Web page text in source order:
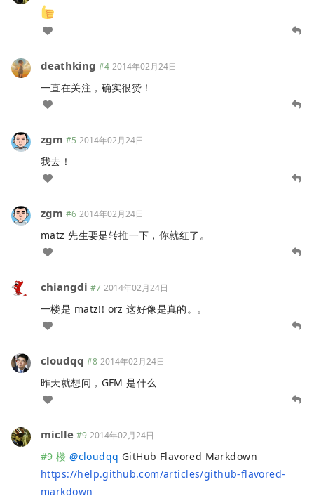
deathking #4 2014年02月24日
一直在关注，确实很赞！
zgm #5 2014年02月24日
我去！
zgm #6 2014年02月24日
matz 先生要是转推一下，你就红了。
chiangdi #7 2014年02月24日
一楼是 matz!! orz 这好像是真的。。
cloudqq #8 2014年02月24日
昨天就想问，GFM 是什么
miclle #9 2014年02月24日
#9 楼 @cloudqq GitHub Flavored Markdown
https://help.github.com/articles/github-flavored-
markdown